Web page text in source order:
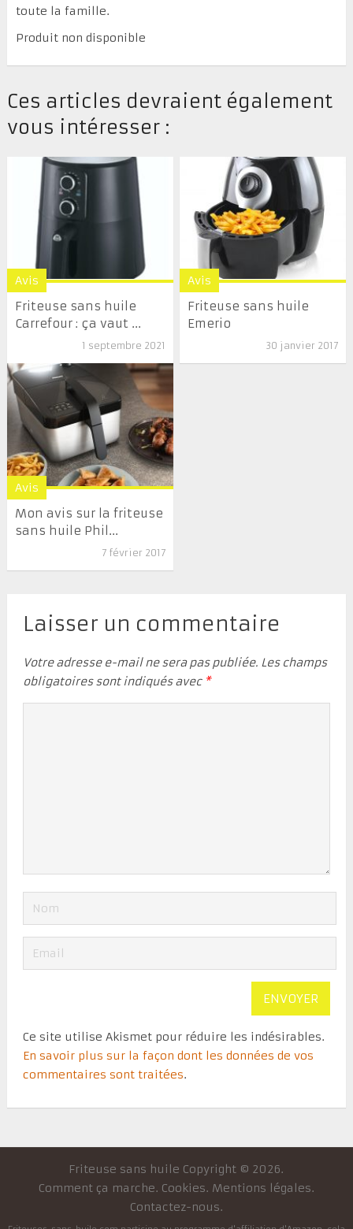
toute la famille.
Produit non disponible
Ces articles devraient également
vous intéresser :
Avis
Friteuse sans huile
Carrefour : ça vaut ...
1 septembre 2021
Avis
Friteuse sans huile
Emerio
30 janvier 2017
Avis
Mon avis sur la friteuse
sans huile Phil...
7 février 2017
Laisser un commentaire
Votre adresse e-mail ne sera pas publiée. Les champs
obligatoires sont indiqués avec *
Ce site utilise Akismet pour réduire les indésirables.
En savoir plus sur la façon dont les données de vos
commentaires sont traitées.
Friteuse sans huile Copyright © 2026.
Comment ça marche. Cookies. Mentions légales.
Contactez-nous.